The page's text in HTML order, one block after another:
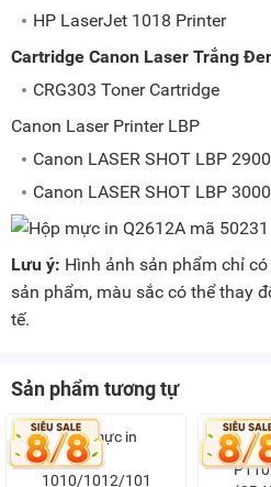
HP LaserJet 1018 Printer
Cartridge Canon Laser Trắng
CRG303 Toner Cartridge
Canon Laser Printer LBP
Canon LASER SHOT LBP 2900
Canon LASER SHOT LBP 3000
Lưu ý: Hình ảnh sản phẩm chỉ
sản phẩm, màu sắc có thể thay
tế.
Sản phẩm tương tự